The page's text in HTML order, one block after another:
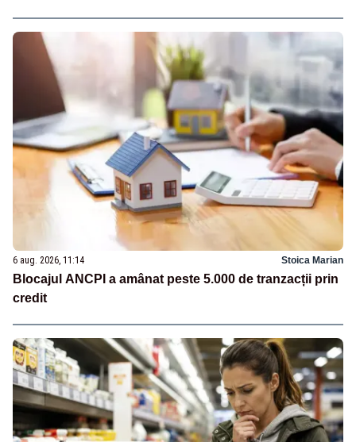
6 aug. 2026, 11:14 Stoica Marian
Blocajul ANCPI a amânat peste 5.000 de tranzacții prin
credit